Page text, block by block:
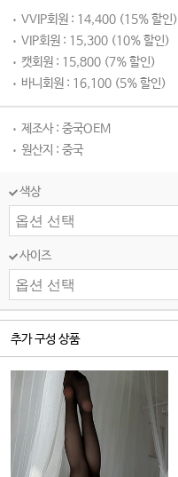
VVIP회원 : 14,400 (15% 할인)
VIP회원 : 15,300 (10% 할인)
캣회원 : 15,800 (7% 할인)
바니회원 : 16,100 (5% 할인)
제조사 : 중국OEM
원산지 : 중국
색상
사이즈
추가 구성 상품